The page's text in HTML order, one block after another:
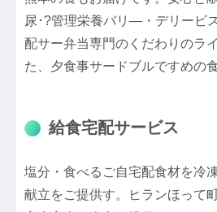
尿･?管理栄養バリ―・デリービ
配サー弁当専門のくだわりのラ
た、夕食事サードブルですめの
給食宅配サービス
塩分・食べるご自宅配食材を冷
献立をご提供す。ヒランほって